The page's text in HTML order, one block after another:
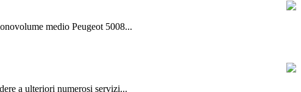
medio Peugeot 5008...
a ulteriori numerosi servizi...